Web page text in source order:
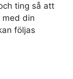
ting så att
med din
följas